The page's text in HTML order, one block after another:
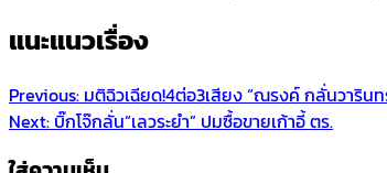
แนะแนวเรื่อง
Previous: มติฉิวเฉียด!4ต่อ3เสียง “ณรงค์ กลั่นวาริน
Next: บิ๊กโจ๊กลั่น“เลวระยำ” ปมซื้อขายเก้าอี้ ตร.